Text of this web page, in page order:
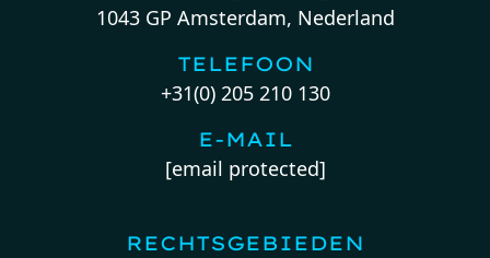
1043 GP Amsterdam, Nederland
TELEFOON
+31(0) 205 210 130
E-MAIL
[email protected]
RECHTSGEBIEDEN